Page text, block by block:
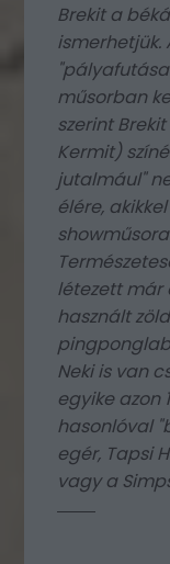
Brekit a
ismerhetjük.
műsorban
szerint
Kermit)
jutalmául"
élére,
létezett már
használt
Neki is van
egyike azon
hasonlóval
egér, Tapsi
vagy a